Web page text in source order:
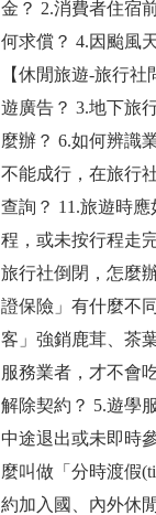
金？ 2.消費者住宿
何求償？ 4.因颱風
【休閒旅遊-旅行
遊廣告？ 3.地下旅
麼辦？ 6.如何辨識
不能成行，在旅行
查詢？ 11.旅遊時
程，或未按行程走
旅行社倒閉，怎麼
證保險」有什麼不
客」強銷鹿茸、茶
服務業者，才不會
解除契約？ 5.遊學
中途退出或未即時
麼叫做「分時渡假
約加入國、內外休